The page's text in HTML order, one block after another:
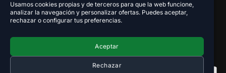
Usamos cookies propias y de terceros para que la web funcione,
analizar la navegación y personalizar ofertas. Puedes aceptar,
rechazar o configurar tus preferencias.
Aceptar
Rechazar